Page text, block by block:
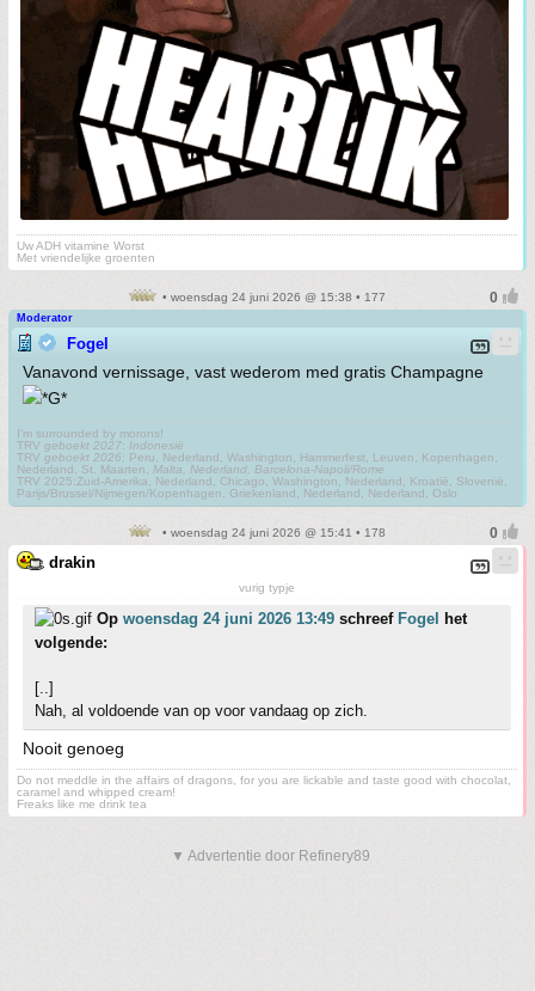
Uw ADH vitamine Worst
Met vriendelijke groenten
• woensdag 24 juni 2026 @ 15:38 • 177
Moderator
Fogel
Vanavond vernissage, vast wederom med gratis Champagne
I'm surrounded by morons!
TRV geboekt 2027: Indonesië
TRV geboekt 2026: Peru, Nederland, Washington, Hammerfest, Leuven, Kopenhagen,
Nederland, St. Maarten, Malta, Nederland, Barcelona-Napoli/Rome
TRV 2025:Zuid-Amerika, Nederland, Chicago, Washington, Nederland, Kroatië, Slovenië,
Parijs/Brussel/Nijmegen/Kopenhagen, Griekenland, Nederland, Nederland, Oslo
• woensdag 24 juni 2026 @ 15:41 • 178
drakin
vurig typje
Op woensdag 24 juni 2026 13:49 schreef Fogel
het
volgende:
[..]
Nah, al voldoende van op voor vandaag op zich.
Nooit genoeg
Do not meddle in the affairs of dragons, for you are lickable and taste good with chocolat,
caramel and whipped cream!
Freaks like me drink tea
▼ Advertentie door Refinery89